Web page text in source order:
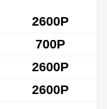
2600Р
700Р
2600Р
2600Р